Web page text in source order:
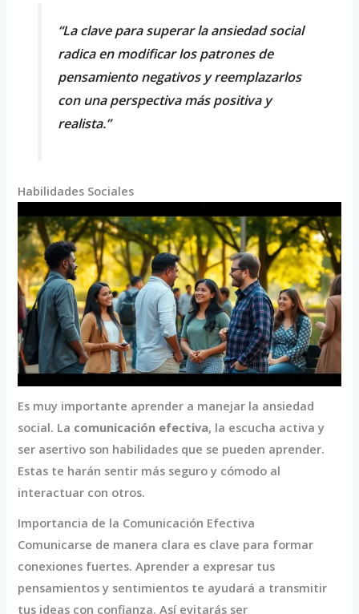
“La clave para superar la ansiedad social
radica en modificar los patrones de
pensamiento negativos y reemplazarlos
con una perspectiva más positiva y
realista.”
Habilidades Sociales
Es muy importante aprender a manejar la ansiedad
social. La comunicación efectiva, la escucha activa y
ser asertivo son habilidades que se pueden aprender.
Estas te harán sentir más seguro y cómodo al
interactuar con otros.
Importancia de la Comunicación Efectiva
Comunicarse de manera clara es clave para formar
conexiones fuertes. Aprender a expresar tus
pensamientos y sentimientos te ayudará a transmitir
tus ideas con confianza. Así evitarás ser